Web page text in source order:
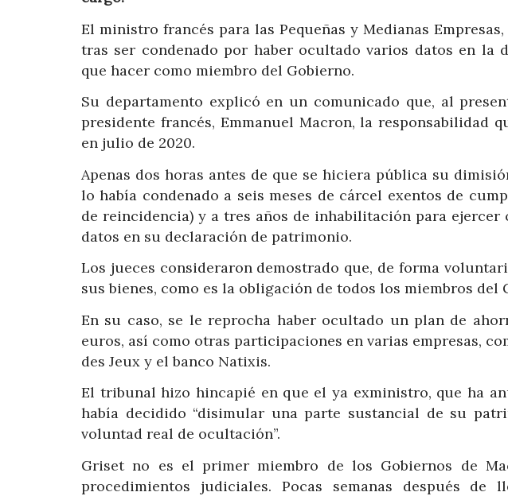
El ministro francés para las Pequeñas y Medianas
tras ser condenado por haber ocultado varios datos en la
que hacer como miembro del Gobierno.
Su departamento explicó en un comunicado que, al
presidente francés, Emmanuel Macron, la responsabilidad
en julio de 2020.
Apenas dos horas antes de que se hiciera pública su
lo había condenado a seis meses de cárcel exentos de
de reincidencia) y a tres años de inhabilitación para
datos en su declaración de patrimonio.
Los jueces consideraron demostrado que, de forma
sus bienes, como es la obligación de todos los miembros
En su caso, se le reprocha haber ocultado un plan de
euros, así como otras participaciones en varias empresas,
des Jeux y el banco Natixis.
El tribunal hizo hincapié en que el ya exministro, que ha
había decidido “disimular una parte sustancial de su
voluntad real de ocultación”.
Griset no es el primer miembro de los Gobiernos de
procedimientos judiciales. Pocas semanas después de